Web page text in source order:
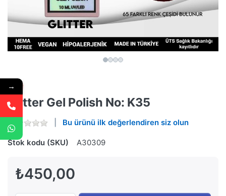
Glitter Gel Polish No: K35
Bu ürünü ilk değerlendiren siz olun
Stok kodu (SKU) A30309
₺450,00
→